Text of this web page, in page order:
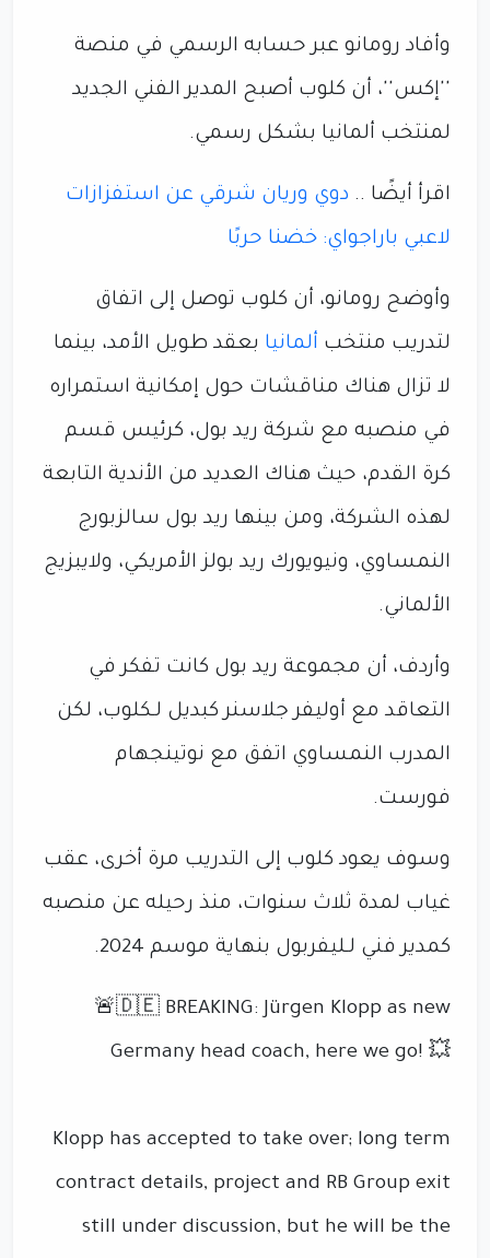
وأفاد رومانو عبر حسابه الرسمي في منصة
''إكس''، أن كلوب أصبح المدير الفني الجديد
لمنتخب ألمانيا بشكل رسمي.
اقرأ أيضًا .. دوي وريان شرقي عن استفزازات
لاعبي باراجواي: خضنا حربًا
وأوضح رومانو، أن كلوب توصل إلى اتفاق
لتدريب منتخب ألمانيا بعقد طويل الأمد، بينما
لا تزال هناك مناقشات حول إمكانية استمراره
في منصبه مع شركة ريد بول، كرئيس قسم
كرة القدم، حيث هناك العديد من الأندية التابعة
لهذه الشركة، ومن بينها ريد بول سالزبورج
النمساوي، ونيويورك ريد بولز الأمريكي، ولايبزيج
الألماني.
وأردف، أن مجموعة ريد بول كانت تفكر في
التعاقد مع أوليفر جلاسنر كبديل لـكلوب، لكن
المدرب النمساوي اتفق مع نوتينجهام
فورست.
وسوف يعود كلوب إلى التدريب مرة أخرى، عقب
غياب لمدة ثلاث سنوات، منذ رحيله عن منصبه
كمدير فني لـليفربول بنهاية موسم 2024.
🚨🇩🇪 BREAKING: Jürgen Klopp as new
Germany head coach, here we go! 💥
Klopp has accepted to take over; long term
contract details, project and RB Group exit
still under discussion, but he will be the